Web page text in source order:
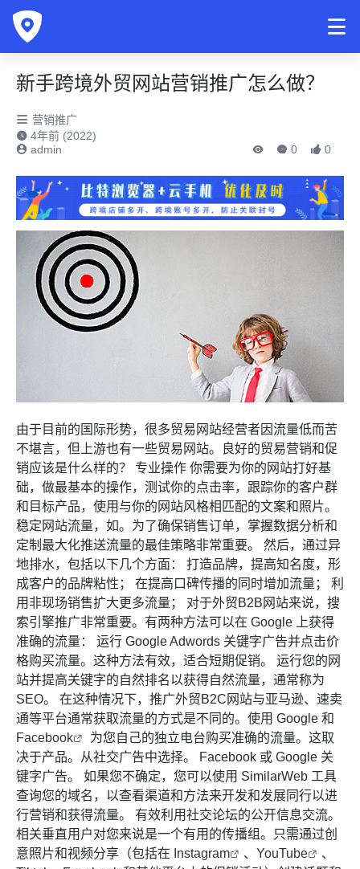
新手跨境外贸网站营销推广怎么做？
营销推广
4年前 (2022)
admin
0 0
由于目前的国际形势，很多贸易网站经营者因流量低而苦
不堪言，但上游也有一些贸易网站。良好的贸易营销和促
销应该是什么样的？ 专业操作 你需要为你的网站打好基
础，做最基本的操作，测试你的点击率，跟踪你的客户群
和目标产品，使用与你的网站风格相匹配的文案和照片。
稳定网站流量，如。为了确保销售订单，掌握数据分析和
定制最大化推送流量的最佳策略非常重要。 然后，通过异
地排水，包括以下几个方面： 打造品牌，提高知名度，形
成客户的品牌粘性； 在提高口碑传播的同时增加流量； 利
用非现场销售扩大更多流量； 对于外贸B2B网站来说，搜
索引擎推广非常重要。有两种方法可以在 Google 上获得
准确的流量： 运行 Google Adwords 关键字广告并点击价
格购买流量。这种方法有效，适合短期促销。 运行您的网
站并提高关键字的自然排名以获得自然流量，通常称为
SEO。 在这种情况下，推广外贸B2C网站与亚马逊、速卖
通等平台通常获取流量的方式是不同的。使用 Google 和
Facebook
为您自己的独立电台购买准确的流量。这取
决于产品。从社交广告中选择。 Facebook 或 Google 关
键字广告。 如果您不确定，您可以使用 SimilarWeb 工具
查询您的域名，以查看渠道和方法来开发和发展同行以进
行营销和获得流量。 有效利用社交论坛的公开信息交流。
相关垂直用户对您来说是一个有用的传播组。只需通过创
意照片和视频分享（包括在 Instagram 、 YouTube
、